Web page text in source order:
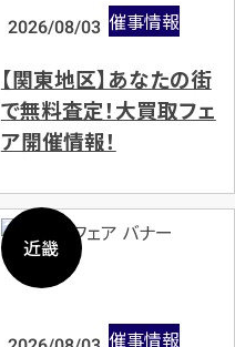
2026/08/03 催事情報
【関東地区】あなたの街
で無料査定！大買取フェ
ア開催情報！
近畿
催事情報